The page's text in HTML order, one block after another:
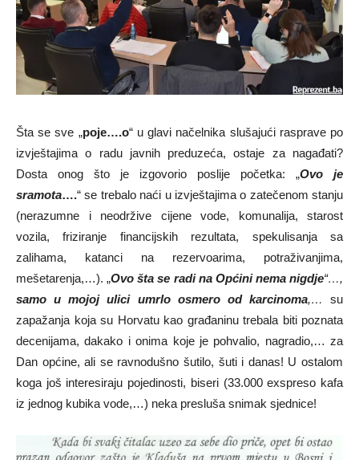
Šta se sve „poje….o“ u glavi načelnika slušajući rasprave po
izvještajima o radu javnih preduzeća, ostaje za nagađati?
Dosta onog što je izgovorio poslije početka: „Ovo je
sramota….“ se trebalo naći u izvještajima o zatečenom stanju
(nerazumne i neodržive cijene vode, komunalija, starost
vozila, friziranje financijskih rezultata, spekulisanja sa
zalihama, katanci na rezervoarima, potraživanjima,
mešetarenja,…). „Ovo šta se radi na Općini nema nigdje“…,
samo u mojoj ulici umrlo osmero od karcinoma,… su
zapažanja koja su Horvatu kao građaninu trebala biti poznata
decenijama, dakako i onima koje je pohvalio, nagradio,… za
Dan općine, ali se ravnodušno šutilo, šuti i danas! U ostalom
koga još interesiraju pojedinosti, biseri (33.000 exspreso kafa
iz jednog kubika vode,…) neka presluša snimak sjednice!